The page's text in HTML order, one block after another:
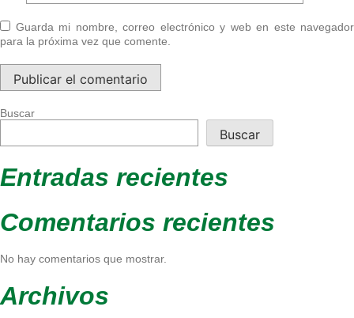
Guarda mi nombre, correo electrónico y web en este navegador
para la próxima vez que comente.
Buscar
Buscar
Entradas recientes
Comentarios recientes
No hay comentarios que mostrar.
Archivos